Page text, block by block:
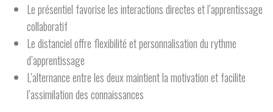
Le présentiel favorise les interactions directes et l’apprentissage
collaboratif
Le distanciel offre flexibilité et personnalisation du rythme
d’apprentissage
L’alternance entre les deux maintient la motivation et facilite
l’assimilation des connaissances